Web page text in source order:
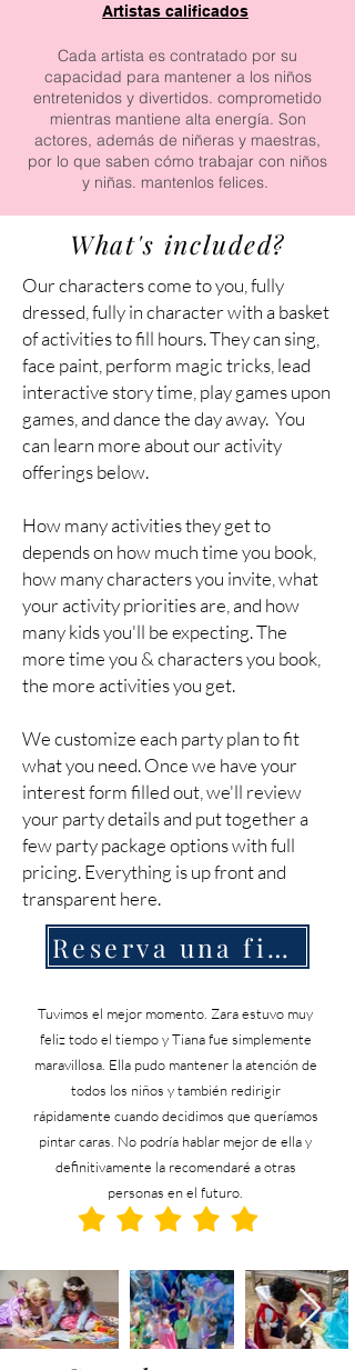
Artistas calificados
Cada artista es contratado por su
capacidad para mantener a los niños
entretenidos y divertidos. comprometido
mientras mantiene alta energía. Son
actores, además de niñeras y maestras,
por lo que saben cómo trabajar con niños
y niñas. mantenlos felices.
What's included?
Our characters come to you, fully
dressed, fully in character with a basket
of activities to fill hours. They can sing,
face paint, perform magic tricks, lead
interactive story time, play games upon
games, and dance the day away. You
can learn more about our activity
offerings below.
How many activities they get to
depends on how much time you book,
how many characters you invite, what
your activity priorities are, and how
many kids you'll be expecting. The
more time you & characters you book,
the more activities you get.
We customize each party plan to fit
what you need. Once we have your
interest form filled out, we'll review
your party details and put together a
few party package options with full
pricing. Everything is up front and
transparent here.
Reserva una fiesta
Tuvimos el mejor momento. Zara estuvo muy
feliz todo el tiempo y Tiana fue simplemente
maravillosa. Ella pudo mantener la atención de
todos los niños y también redirigir
rápidamente cuando decidimos que queríamos
pintar caras. No podría hablar mejor de ella y
definitivamente la recomendaré a otras
personas en el futuro.